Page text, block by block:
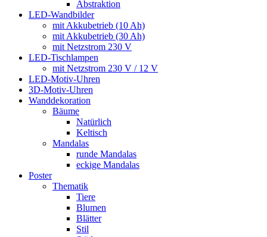
Abstraktion
LED-Wandbilder
mit Akkubetrieb (10 Ah)
mit Akkubetrieb (30 Ah)
mit Netzstrom 230 V
LED-Tischlampen
mit Netzstrom 230 V / 12 V
LED-Motiv-Uhren
3D-Motiv-Uhren
Wanddekoration
Bäume
Natürlich
Keltisch
Mandalas
runde Mandalas
eckige Mandalas
Poster
Thematik
Tiere
Blumen
Blätter
Stil